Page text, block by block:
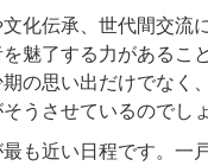
化伝承、世代間交流
魅了する力があるこ
の思い出だけでなく
うさせているのでしょ
も近い日程です。一